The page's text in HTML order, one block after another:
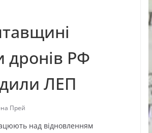
дронів РФ
ЛЕП
Прей
над відновленням